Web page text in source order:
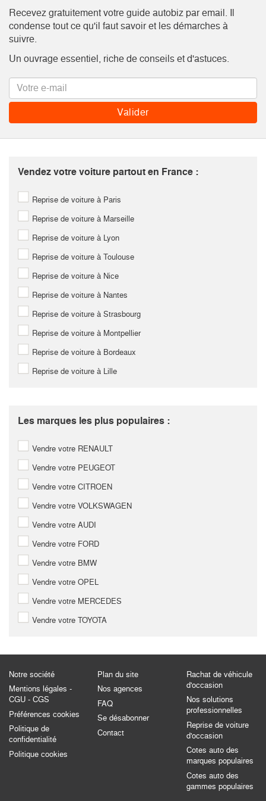
Recevez gratuitement votre guide autobiz par email. Il
condense tout ce qu'il faut savoir et les démarches à
suivre.
Un ouvrage essentiel, riche de conseils et d'astuces.
Vendez votre voiture partout en France :
Reprise de voiture à Paris
Reprise de voiture à Marseille
Reprise de voiture à Lyon
Reprise de voiture à Toulouse
Reprise de voiture à Nice
Reprise de voiture à Nantes
Reprise de voiture à Strasbourg
Reprise de voiture à Montpellier
Reprise de voiture à Bordeaux
Reprise de voiture à Lille
Les marques les plus populaires :
Vendre votre RENAULT
Vendre votre PEUGEOT
Vendre votre CITROEN
Vendre votre VOLKSWAGEN
Vendre votre AUDI
Vendre votre FORD
Vendre votre BMW
Vendre votre OPEL
Vendre votre MERCEDES
Vendre votre TOYOTA
Notre société
Mentions légales -
CGU - CGS
Préférences cookies
Politique de
confidentialité
Politique cookies
Plan du site
Nos agences
FAQ
Se désabonner
Contact
Rachat de véhicule
d'occasion
Nos solutions
professionnelles
Reprise de voiture
d'occasion
Cotes auto des
marques populaires
Cotes auto des
gammes populaires